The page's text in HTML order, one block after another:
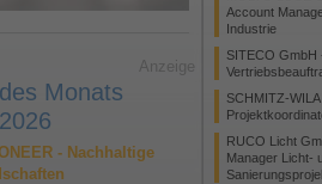
Anzeige
Monats
- Nachhaltige
Account
Industrie
SITECO GmbH
SCHMITZ-
RUCO Licht
Manager Licht-